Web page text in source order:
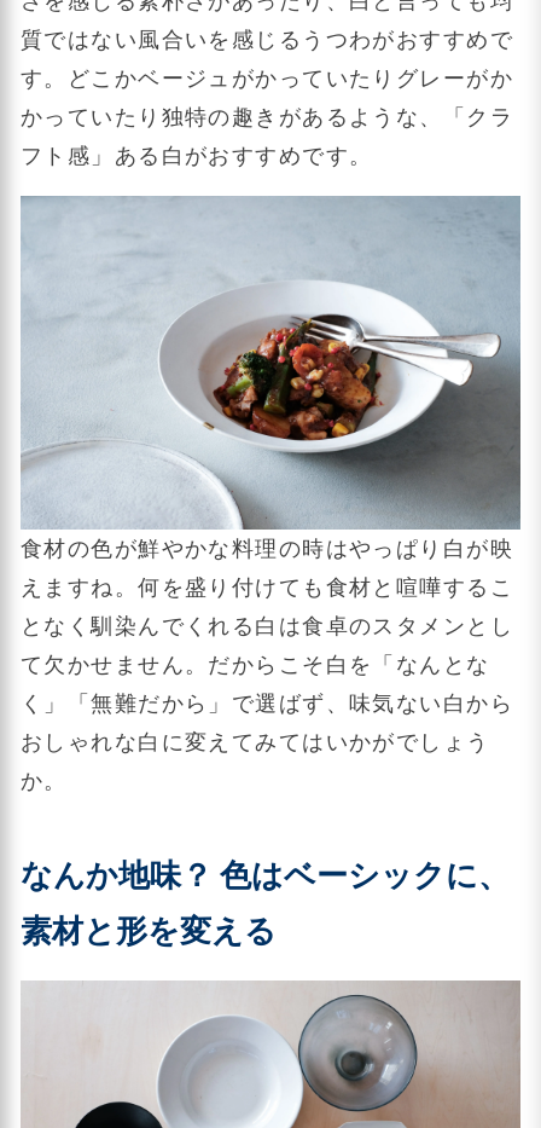
質ではない風合いを感じるうつわがおすすめで
す。どこかベージュがかっていたりグレーがか
かっていたり独特の趣きがあるような、「クラ
フト感」ある白がおすすめです。
食材の色が鮮やかな料理の時はやっぱり白が映
えますね。何を盛り付けても食材と喧嘩するこ
となく馴染んでくれる白は食卓のスタメンとし
て欠かせません。だからこそ白を「なんとな
く」「無難だから」で選ばず、味気ない白から
おしゃれな白に変えてみてはいかがでしょう
か。
なんか地味？ 色はベーシックに、
素材と形を変える